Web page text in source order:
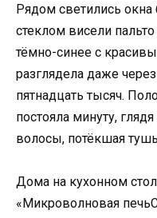
Рядом светились
стеклом висели
тёмно-синее с
разглядела даже
пятнадцать тысяч.
постояла минуту,
волосы, потёкшая
Дома на кухонном
«Микроволновая